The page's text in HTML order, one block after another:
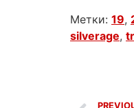
Метки: 19,
silverage,